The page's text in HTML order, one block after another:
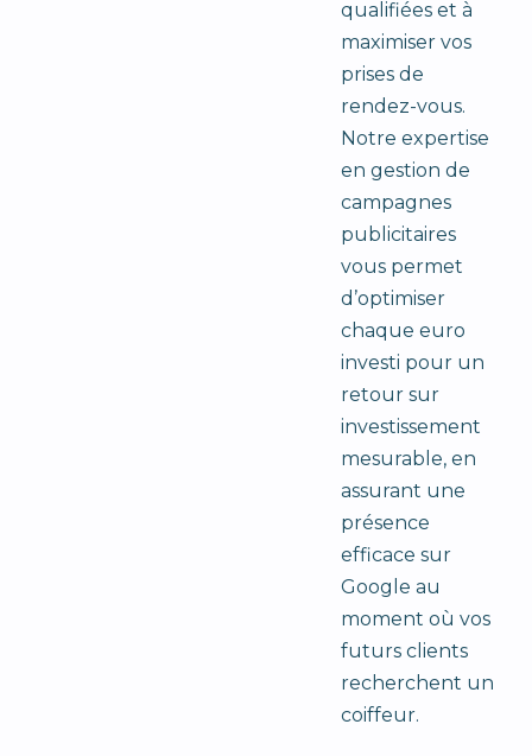
qualifiées et à
maximiser vos
prises de
rendez-vous.
Notre expertise
en gestion de
campagnes
publicitaires
vous permet
d’optimiser
chaque euro
investi pour un
retour sur
investissement
mesurable, en
assurant une
présence
efficace sur
Google au
moment où vos
futurs clients
recherchent un
coiffeur.